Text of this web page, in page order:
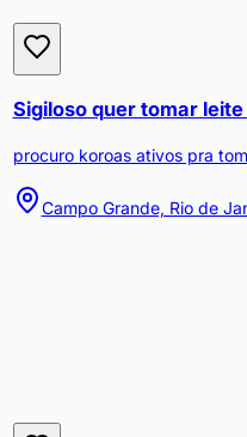
Sigiloso quer tomar
procuro koroas ativos pra
Campo Grande, Rio de